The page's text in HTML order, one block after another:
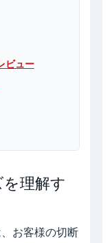
ビュー
理解す
お客様の切断